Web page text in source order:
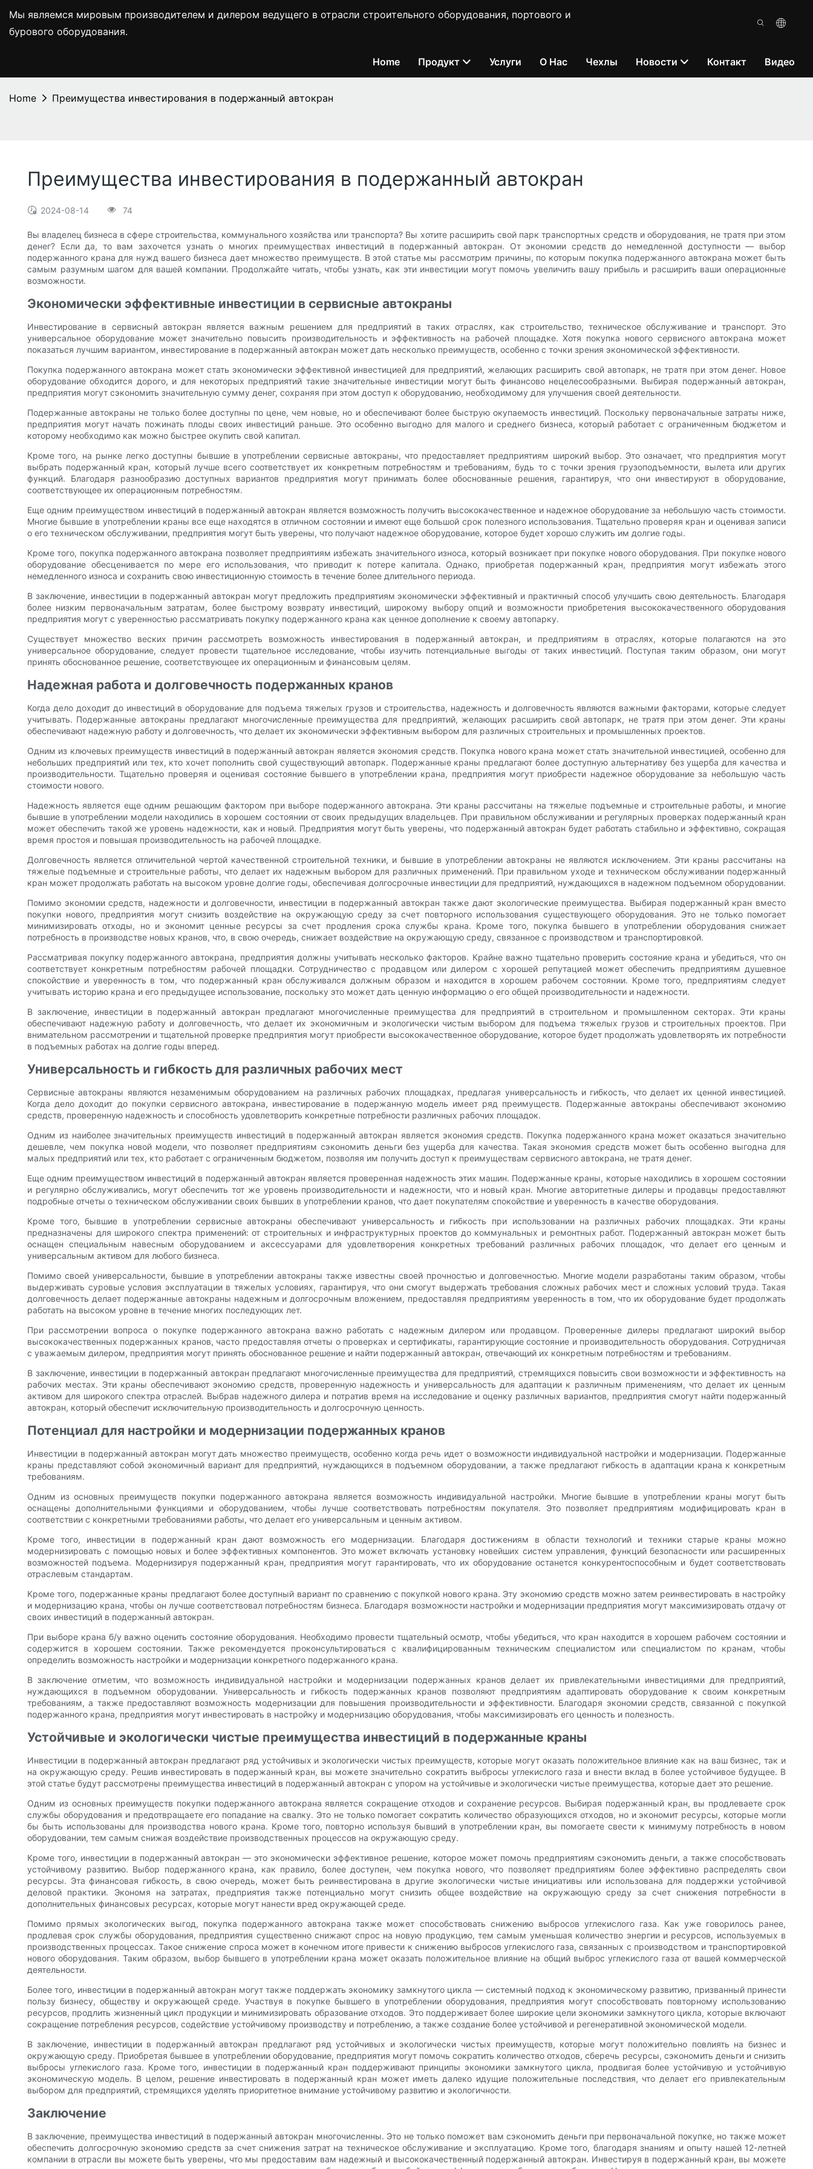
Мы являемся мировым производителем и дилером ведущего в отрасли строительного оборудования, портового и
бурового оборудования.
Home Продукт Услуги О Нас Чехлы Новости Контакт Видео
Home Преимущества инвестирования в подержанный автокран
Преимущества инвестирования в подержанный автокран
2024-08-14 74
Вы владелец бизнеса в сфере строительства, коммунального хозяйства или транспорта? Вы хотите расширить свой парк транспортных средств и оборудования, не тратя при этом
денег? Если да, то вам захочется узнать о многих преимуществах инвестиций в подержанный автокран. От экономии средств до немедленной доступности — выбор
подержанного крана для нужд вашего бизнеса дает множество преимуществ. В этой статье мы рассмотрим причины, по которым покупка подержанного автокрана может быть
самым разумным шагом для вашей компании. Продолжайте читать, чтобы узнать, как эти инвестиции могут помочь увеличить вашу прибыль и расширить ваши операционные
возможности.
Экономически эффективные инвестиции в сервисные автокраны
Инвестирование в сервисный автокран является важным решением для предприятий в таких отраслях, как строительство, техническое обслуживание и транспорт. Это
универсальное оборудование может значительно повысить производительность и эффективность на рабочей площадке. Хотя покупка нового сервисного автокрана может
показаться лучшим вариантом, инвестирование в подержанный автокран может дать несколько преимуществ, особенно с точки зрения экономической эффективности.
Покупка подержанного автокрана может стать экономически эффективной инвестицией для предприятий, желающих расширить свой автопарк, не тратя при этом денег. Новое
оборудование обходится дорого, и для некоторых предприятий такие значительные инвестиции могут быть финансово нецелесообразными. Выбирая подержанный автокран,
предприятия могут сэкономить значительную сумму денег, сохраняя при этом доступ к оборудованию, необходимому для улучшения своей деятельности.
Подержанные автокраны не только более доступны по цене, чем новые, но и обеспечивают более быструю окупаемость инвестиций. Поскольку первоначальные затраты ниже,
предприятия могут начать пожинать плоды своих инвестиций раньше. Это особенно выгодно для малого и среднего бизнеса, который работает с ограниченным бюджетом и
которому необходимо как можно быстрее окупить свой капитал.
Кроме того, на рынке легко доступны бывшие в употреблении сервисные автокраны, что предоставляет предприятиям широкий выбор. Это означает, что предприятия могут
выбрать подержанный кран, который лучше всего соответствует их конкретным потребностям и требованиям, будь то с точки зрения грузоподъемности, вылета или других
функций. Благодаря разнообразию доступных вариантов предприятия могут принимать более обоснованные решения, гарантируя, что они инвестируют в оборудование,
соответствующее их операционным потребностям.
Еще одним преимуществом инвестиций в подержанный автокран является возможность получить высококачественное и надежное оборудование за небольшую часть стоимости.
Многие бывшие в употреблении краны все еще находятся в отличном состоянии и имеют еще большой срок полезного использования. Тщательно проверяя кран и оценивая записи
о его техническом обслуживании, предприятия могут быть уверены, что получают надежное оборудование, которое будет хорошо служить им долгие годы.
Кроме того, покупка подержанного автокрана позволяет предприятиям избежать значительного износа, который возникает при покупке нового оборудования. При покупке нового
оборудование обесценивается по мере его использования, что приводит к потере капитала. Однако, приобретая подержанный кран, предприятия могут избежать этого
немедленного износа и сохранить свою инвестиционную стоимость в течение более длительного периода.
В заключение, инвестиции в подержанный автокран могут предложить предприятиям экономически эффективный и практичный способ улучшить свою деятельность. Благодаря
более низким первоначальным затратам, более быстрому возврату инвестиций, широкому выбору опций и возможности приобретения высококачественного оборудования
предприятия могут с уверенностью рассматривать покупку подержанного крана как ценное дополнение к своему автопарку.
Существует множество веских причин рассмотреть возможность инвестирования в подержанный автокран, и предприятиям в отраслях, которые полагаются на это
универсальное оборудование, следует провести тщательное исследование, чтобы изучить потенциальные выгоды от таких инвестиций. Поступая таким образом, они могут
принять обоснованное решение, соответствующее их операционным и финансовым целям.
Надежная работа и долговечность подержанных кранов
Когда дело доходит до инвестиций в оборудование для подъема тяжелых грузов и строительства, надежность и долговечность являются важными факторами, которые следует
учитывать. Подержанные автокраны предлагают многочисленные преимущества для предприятий, желающих расширить свой автопарк, не тратя при этом денег. Эти краны
обеспечивают надежную работу и долговечность, что делает их экономически эффективным выбором для различных строительных и промышленных проектов.
Одним из ключевых преимуществ инвестиций в подержанный автокран является экономия средств. Покупка нового крана может стать значительной инвестицией, особенно для
небольших предприятий или тех, кто хочет пополнить свой существующий автопарк. Подержанные краны предлагают более доступную альтернативу без ущерба для качества и
производительности. Тщательно проверяя и оценивая состояние бывшего в употреблении крана, предприятия могут приобрести надежное оборудование за небольшую часть
стоимости нового.
Надежность является еще одним решающим фактором при выборе подержанного автокрана. Эти краны рассчитаны на тяжелые подъемные и строительные работы, и многие
бывшие в употреблении модели находились в хорошем состоянии от своих предыдущих владельцев. При правильном обслуживании и регулярных проверках подержанный кран
может обеспечить такой же уровень надежности, как и новый. Предприятия могут быть уверены, что подержанный автокран будет работать стабильно и эффективно, сокращая
время простоя и повышая производительность на рабочей площадке.
Долговечность является отличительной чертой качественной строительной техники, и бывшие в употреблении автокраны не являются исключением. Эти краны рассчитаны на
тяжелые подъемные и строительные работы, что делает их надежным выбором для различных применений. При правильном уходе и техническом обслуживании подержанный
кран может продолжать работать на высоком уровне долгие годы, обеспечивая долгосрочные инвестиции для предприятий, нуждающихся в надежном подъемном оборудовании.
Помимо экономии средств, надежности и долговечности, инвестиции в подержанный автокран также дают экологические преимущества. Выбирая подержанный кран вместо
покупки нового, предприятия могут снизить воздействие на окружающую среду за счет повторного использования существующего оборудования. Это не только помогает
минимизировать отходы, но и экономит ценные ресурсы за счет продления срока службы крана. Кроме того, покупка бывшего в употреблении оборудования снижает
потребность в производстве новых кранов, что, в свою очередь, снижает воздействие на окружающую среду, связанное с производством и транспортировкой.
Рассматривая покупку подержанного автокрана, предприятия должны учитывать несколько факторов. Крайне важно тщательно проверить состояние крана и убедиться, что он
соответствует конкретным потребностям рабочей площадки. Сотрудничество с продавцом или дилером с хорошей репутацией может обеспечить предприятиям душевное
спокойствие и уверенность в том, что подержанный кран обслуживался должным образом и находится в хорошем рабочем состоянии. Кроме того, предприятиям следует
учитывать историю крана и его предыдущее использование, поскольку это может дать ценную информацию о его общей производительности и надежности.
В заключение, инвестиции в подержанный автокран предлагают многочисленные преимущества для предприятий в строительном и промышленном секторах. Эти краны
обеспечивают надежную работу и долговечность, что делает их экономичным и экологически чистым выбором для подъема тяжелых грузов и строительных проектов. При
внимательном рассмотрении и тщательной проверке предприятия могут приобрести высококачественное оборудование, которое будет продолжать удовлетворять их потребности
в подъемных работах на долгие годы вперед.
Универсальность и гибкость для различных рабочих мест
Сервисные автокраны являются незаменимым оборудованием на различных рабочих площадках, предлагая универсальность и гибкость, что делает их ценной инвестицией.
Когда дело доходит до покупки сервисного автокрана, инвестирование в подержанную модель имеет ряд преимуществ. Подержанные автокраны обеспечивают экономию
средств, проверенную надежность и способность удовлетворить конкретные потребности различных рабочих площадок.
Одним из наиболее значительных преимуществ инвестиций в подержанный автокран является экономия средств. Покупка подержанного крана может оказаться значительно
дешевле, чем покупка новой модели, что позволяет предприятиям сэкономить деньги без ущерба для качества. Такая экономия средств может быть особенно выгодна для
малых предприятий или тех, кто работает с ограниченным бюджетом, позволяя им получить доступ к преимуществам сервисного автокрана, не тратя денег.
Еще одним преимуществом инвестиций в подержанный автокран является проверенная надежность этих машин. Подержанные краны, которые находились в хорошем состоянии
и регулярно обслуживались, могут обеспечить тот же уровень производительности и надежности, что и новый кран. Многие авторитетные дилеры и продавцы предоставляют
подробные отчеты о техническом обслуживании своих бывших в употреблении кранов, что дает покупателям спокойствие и уверенность в качестве оборудования.
Кроме того, бывшие в употреблении сервисные автокраны обеспечивают универсальность и гибкость при использовании на различных рабочих площадках. Эти краны
предназначены для широкого спектра применений: от строительных и инфраструктурных проектов до коммунальных и ремонтных работ. Подержанный автокран может быть
оснащен специальным навесным оборудованием и аксессуарами для удовлетворения конкретных требований различных рабочих площадок, что делает его ценным и
универсальным активом для любого бизнеса.
Помимо своей универсальности, бывшие в употреблении автокраны также известны своей прочностью и долговечностью. Многие модели разработаны таким образом, чтобы
выдерживать суровые условия эксплуатации в тяжелых условиях, гарантируя, что они смогут выдержать требования сложных рабочих мест и сложных условий труда. Такая
долговечность делает подержанные автокраны надежным и долгосрочным вложением, предоставляя предприятиям уверенность в том, что их оборудование будет продолжать
работать на высоком уровне в течение многих последующих лет.
При рассмотрении вопроса о покупке подержанного автокрана важно работать с надежным дилером или продавцом. Проверенные дилеры предлагают широкий выбор
высококачественных подержанных кранов, часто предоставляя отчеты о проверках и сертификаты, гарантирующие состояние и производительность оборудования. Сотрудничая
с уважаемым дилером, предприятия могут принять обоснованное решение и найти подержанный автокран, отвечающий их конкретным потребностям и требованиям.
В заключение, инвестиции в подержанный автокран предлагают многочисленные преимущества для предприятий, стремящихся повысить свои возможности и эффективность на
рабочих местах. Эти краны обеспечивают экономию средств, проверенную надежность и универсальность для адаптации к различным применениям, что делает их ценным
активом для широкого спектра отраслей. Выбрав надежного дилера и потратив время на исследование и оценку различных вариантов, предприятия смогут найти подержанный
автокран, который обеспечит исключительную производительность и долгосрочную ценность.
Потенциал для настройки и модернизации подержанных кранов
Инвестиции в подержанный автокран могут дать множество преимуществ, особенно когда речь идет о возможности индивидуальной настройки и модернизации. Подержанные
краны представляют собой экономичный вариант для предприятий, нуждающихся в подъемном оборудовании, а также предлагают гибкость в адаптации крана к конкретным
требованиям.
Одним из основных преимуществ покупки подержанного автокрана является возможность индивидуальной настройки. Многие бывшие в употреблении краны могут быть
оснащены дополнительными функциями и оборудованием, чтобы лучше соответствовать потребностям покупателя. Это позволяет предприятиям модифицировать кран в
соответствии с конкретными требованиями работы, что делает его универсальным и ценным активом.
Кроме того, инвестиции в подержанный кран дают возможность его модернизации. Благодаря достижениям в области технологий и техники старые краны можно
модернизировать с помощью новых и более эффективных компонентов. Это может включать установку новейших систем управления, функций безопасности или расширенных
возможностей подъема. Модернизируя подержанный кран, предприятия могут гарантировать, что их оборудование останется конкурентоспособным и будет соответствовать
отраслевым стандартам.
Кроме того, подержанные краны предлагают более доступный вариант по сравнению с покупкой нового крана. Эту экономию средств можно затем реинвестировать в настройку
и модернизацию крана, чтобы он лучше соответствовал потребностям бизнеса. Благодаря возможности настройки и модернизации предприятия могут максимизировать отдачу от
своих инвестиций в подержанный автокран.
При выборе крана б/у важно оценить состояние оборудования. Необходимо провести тщательный осмотр, чтобы убедиться, что кран находится в хорошем рабочем состоянии и
содержится в хорошем состоянии. Также рекомендуется проконсультироваться с квалифицированным техническим специалистом или специалистом по кранам, чтобы
определить возможность настройки и модернизации конкретного подержанного крана.
В заключение отметим, что возможность индивидуальной настройки и модернизации подержанных кранов делает их привлекательными инвестициями для предприятий,
нуждающихся в подъемном оборудовании. Универсальность и гибкость подержанных кранов позволяют предприятиям адаптировать оборудование к своим конкретным
требованиям, а также предоставляют возможность модернизации для повышения производительности и эффективности. Благодаря экономии средств, связанной с покупкой
подержанного крана, предприятия могут инвестировать в настройку и модернизацию оборудования, чтобы максимизировать его ценность и полезность.
Устойчивые и экологически чистые преимущества инвестиций в подержанные краны
Инвестиции в подержанный автокран предлагают ряд устойчивых и экологически чистых преимуществ, которые могут оказать положительное влияние как на ваш бизнес, так и
на окружающую среду. Решив инвестировать в подержанный кран, вы можете значительно сократить выбросы углекислого газа и внести вклад в более устойчивое будущее. В
этой статье будут рассмотрены преимущества инвестиций в подержанный автокран с упором на устойчивые и экологически чистые преимущества, которые дает это решение.
Одним из основных преимуществ покупки подержанного автокрана является сокращение отходов и сохранение ресурсов. Выбирая подержанный кран, вы продлеваете срок
службы оборудования и предотвращаете его попадание на свалку. Это не только помогает сократить количество образующихся отходов, но и экономит ресурсы, которые могли
бы быть использованы для производства нового крана. Кроме того, повторно используя бывший в употреблении кран, вы помогаете свести к минимуму потребность в новом
оборудовании, тем самым снижая воздействие производственных процессов на окружающую среду.
Кроме того, инвестиции в подержанный автокран — это экономически эффективное решение, которое может помочь предприятиям сэкономить деньги, а также способствовать
устойчивому развитию. Выбор подержанного крана, как правило, более доступен, чем покупка нового, что позволяет предприятиям более эффективно распределять свои
ресурсы. Эта финансовая гибкость, в свою очередь, может быть реинвестирована в другие экологически чистые инициативы или использована для поддержки устойчивой
деловой практики. Экономя на затратах, предприятия также потенциально могут снизить общее воздействие на окружающую среду за счет снижения потребности в
дополнительных финансовых ресурсах, которые могут нанести вред окружающей среде.
Помимо прямых экологических выгод, покупка подержанного автокрана также может способствовать снижению выбросов углекислого газа. Как уже говорилось ранее,
продлевая срок службы оборудования, предприятия существенно снижают спрос на новую продукцию, тем самым уменьшая количество энергии и ресурсов, используемых в
производственных процессах. Такое снижение спроса может в конечном итоге привести к снижению выбросов углекислого газа, связанных с производством и транспортировкой
нового оборудования. Таким образом, выбор бывшего в употреблении крана может оказать положительное влияние на общий выброс углекислого газа от вашей коммерческой
деятельности.
Более того, инвестиции в подержанный автокран могут также поддержать экономику замкнутого цикла — системный подход к экономическому развитию, призванный принести
пользу бизнесу, обществу и окружающей среде. Участвуя в покупке бывшего в употреблении оборудования, предприятия могут способствовать повторному использованию
ресурсов, продлить жизненный цикл продукции и минимизировать образование отходов. Это поддерживает более широкие цели экономики замкнутого цикла, которые включают
сокращение потребления ресурсов, содействие устойчивому производству и потреблению, а также создание более устойчивой и регенеративной экономической модели.
В заключение, инвестиции в подержанный автокран предлагают ряд устойчивых и экологически чистых преимуществ, которые могут положительно повлиять на бизнес и
окружающую среду. Приобретая бывшее в употреблении оборудование, предприятия могут помочь сократить количество отходов, сберечь ресурсы, сэкономить деньги и снизить
выбросы углекислого газа. Кроме того, инвестиции в подержанный кран поддерживают принципы экономики замкнутого цикла, продвигая более устойчивую и устойчивую
экономическую модель. В целом, решение инвестировать в подержанный кран может иметь далеко идущие положительные последствия, что делает его привлекательным
выбором для предприятий, стремящихся уделять приоритетное внимание устойчивому развитию и экологичности.
Заключение
В заключение, преимущества инвестиций в подержанный автокран многочисленны. Это не только поможет вам сэкономить деньги при первоначальной покупке, но также может
обеспечить долгосрочную экономию средств за счет снижения затрат на техническое обслуживание и эксплуатацию. Кроме того, благодаря знаниям и опыту нашей 12-летней
компании в отрасли вы можете быть уверены, что мы предоставим вам надежный и высококачественный подержанный автокран. Инвестируя в подержанный кран, вы можете